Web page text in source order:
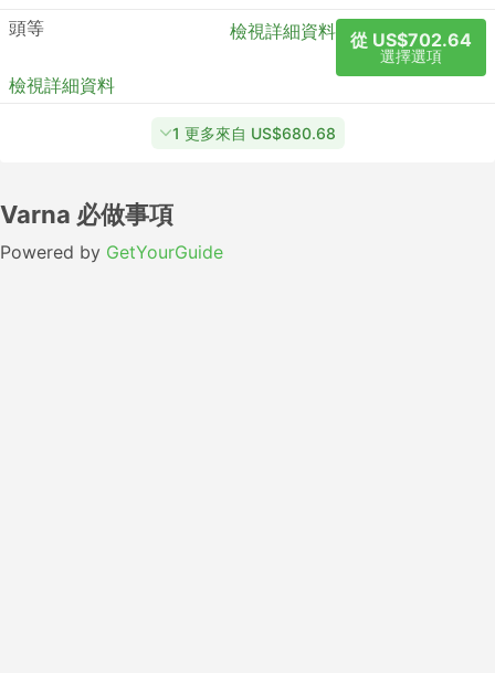
頭等
檢視詳細資料 從 US$702.64
選擇選項
檢視詳細資料
1 更多來自 US$680.68
Varna 必做事項
Powered by GetYourGuide